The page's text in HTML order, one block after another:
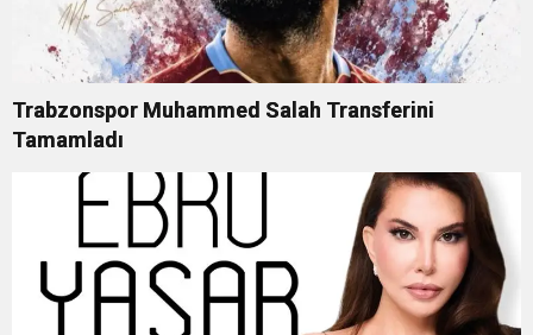
Trabzonspor Muhammed Salah Transferini
Tamamladı